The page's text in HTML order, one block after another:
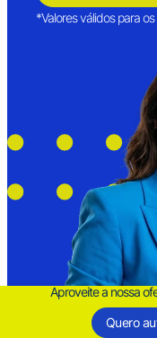
Aproveite a nossa
Quero
*Valores válidos para